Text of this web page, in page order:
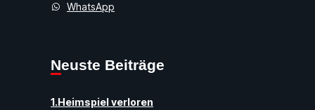
WhatsApp
Neuste Beiträge
1.Heimspiel verloren